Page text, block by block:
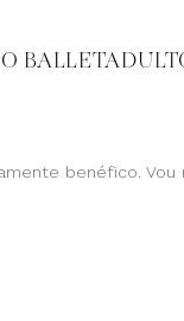
benéfico. Vou